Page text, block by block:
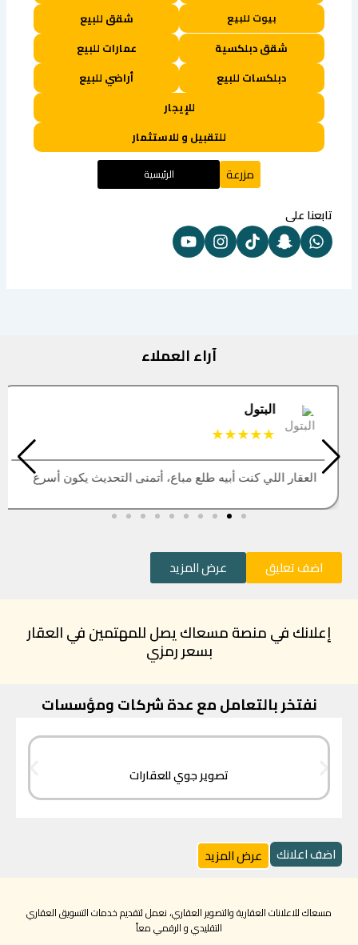
بيوت للبيع
شقق للبيع
شقق دبلكسية
عمارات للبيع
دبلكسات للبيع
أراضي للبيع
للإيجار
للتقبيل و للاستثمار
مزرعة الرئيسية
تابعنا على
آراء العملاء
البتول
★★★★★
العقار اللي كنت أبيه طلع مباع، أتمنى التحديث يكون أسرع
اضف تعليق عرض المزيد
إعلانك في منصة مسعاك يصل للمهتمين في العقار
بسعر رمزي
نفتخر بالتعامل مع عدة شركات ومؤسسات
تصوير جوي للعقارات
اضف اعلانك عرض المزيد
مسعاك للاعلانات العقارية والتصوير العقاري، نعمل لتقديم خدمات التسويق العقاري
التقليدي و الرقمي معاً